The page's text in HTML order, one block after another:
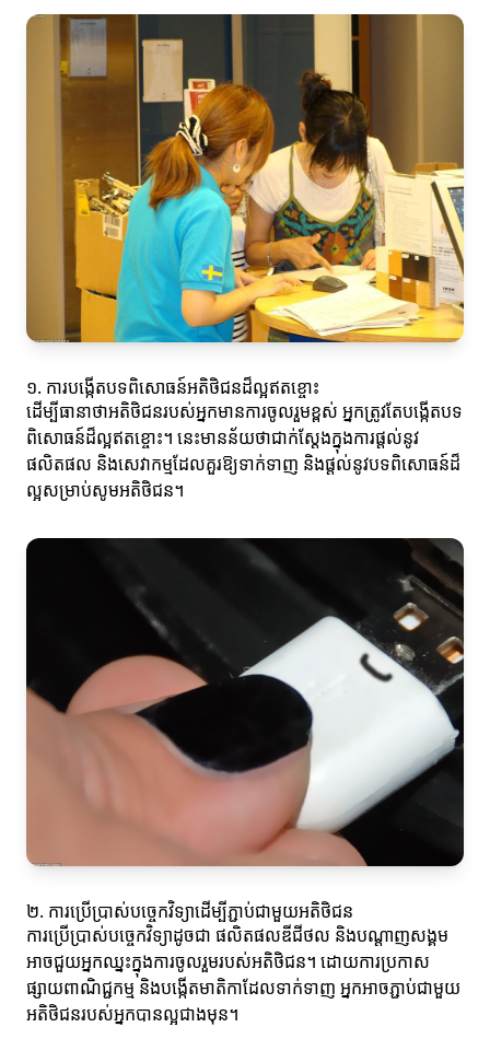
១. ការបង្កើតបទពិសោធន៍អតិថិជនដ៏ល្អឥតខ្ចោះ
ដើម្បីធានាថាអតិថិជនរបស់អ្នកមានការចូលរួមខ្ពស់ អ្នកត្រូវតែបង្កើតបទ
ពិសោធន៍ដ៏ល្អឥតខ្ចោះ។ នេះមានន័យថាជាក់ស្តែងក្នុងការផ្តល់នូវ
ផលិតផល និងសេវាកម្មដែលគួរឱ្យទាក់ទាញ និងផ្តល់នូវបទពិសោធន៍ដ៏
ល្អសម្រាប់សូមអតិថិជន។
២. ការប្រើប្រាស់បច្ចេកវិទ្យាដើម្បីភ្ជាប់ជាមួយអតិថិជន
ការប្រើប្រាស់បច្ចេកវិទ្យាដូចជា ផលិតផលឌីជីថល និងបណ្ដាញសង្គម
អាចជួយអ្នកឈ្នះក្នុងការចូលរួមរបស់អតិថិជន។ ដោយការប្រកាស
ផ្សាយពាណិជ្ជកម្ម និងបង្កើតមាតិកាដែលទាក់ទាញ អ្នកអាចភ្ជាប់ជាមួយ
អតិថិជនរបស់អ្នកបានល្អជាងមុន។